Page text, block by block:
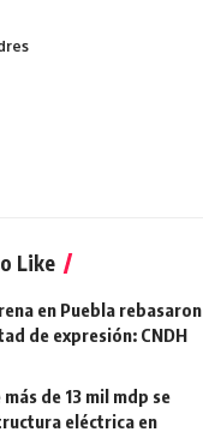
Like
en Puebla rebasaron
de expresión: CNDH
de 13 mil mdp se
eléctrica en